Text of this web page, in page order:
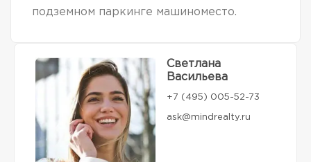
подземном паркинге машиноместо.
Светлана
Васильева
+7 (495) 005-52-73
ask@mindrealty.ru